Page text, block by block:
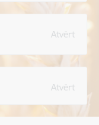
Atvērt
Atvērt